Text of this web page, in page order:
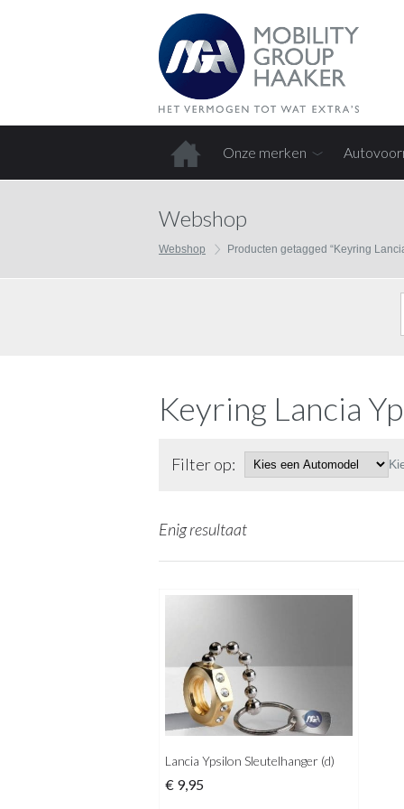
Onze merken
Webshop
Webshop Producten getagged “Keyring
Keyring Lancia
Filter op:
Enig resultaat
Lancia Ypsilon Sleutelhanger (d)
€ 9,95